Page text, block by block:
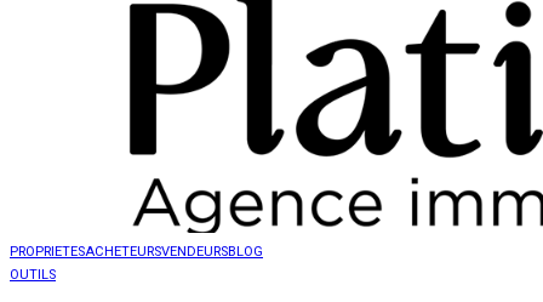
PROPRIETESACHETEURSVENDEURSBLOG
OUTILS